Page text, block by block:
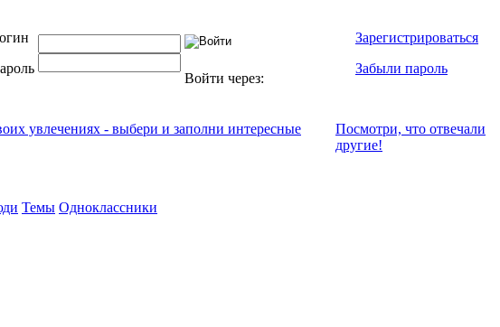
Войти через:
Зарегистрироваться
Забыли пароль
увлечениях - выбери и заполни интересные
Посмотри, что отвeчали
другие!
Темы Одноклассники